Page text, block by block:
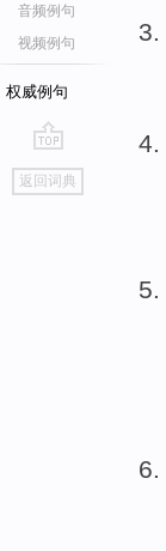
音频例句
视频例句
权威例句
go
top
返回词典